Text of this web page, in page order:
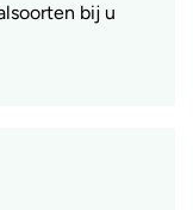
bij u